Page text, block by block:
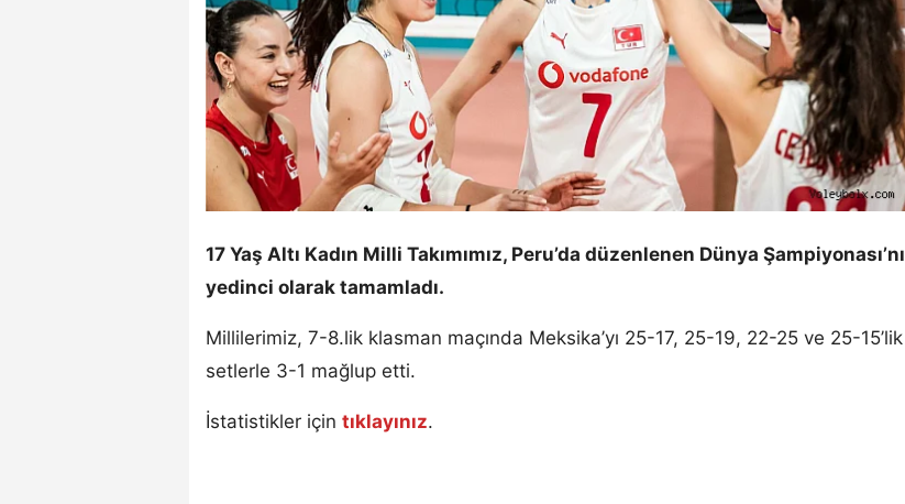
17 Yaş Altı Kadın Milli Takımımız, Peru’da düzenlenen Dünya Şampiyonası’nı
yedinci olarak tamamladı.
Millilerimiz, 7-8.lik klasman maçında Meksika’yı 25-17, 25-19, 22-25 ve 25-15’lik
setlerle 3-1 mağlup etti.
İstatistikler için tıklayınız.